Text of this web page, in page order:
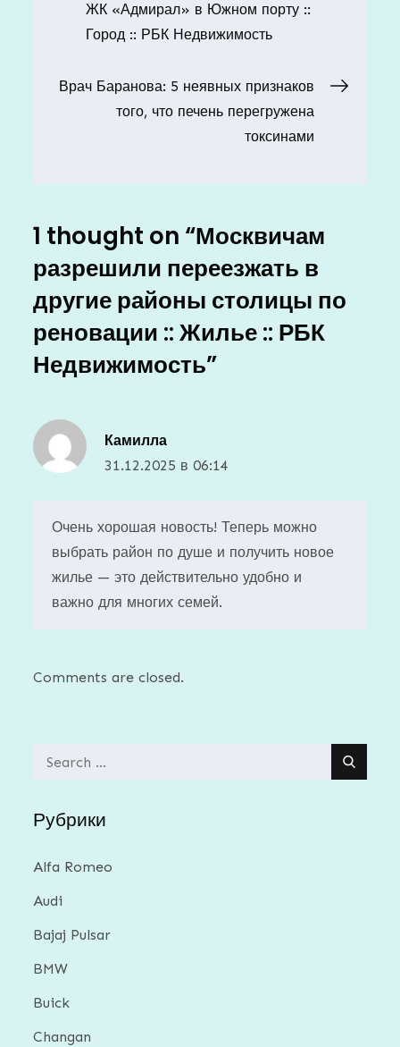
по
записям
ЖК «Адмирал» в Южном порту ::
Город :: РБК Недвижимость
Врач Баранова: 5 неявных признаков
того, что печень перегружена
токсинами
1 thought on “Москвичам
разрешили переезжать в
другие районы столицы по
реновации :: Жилье :: РБК
Недвижимость”
Камилла
31.12.2025 в 06:14
Очень хорошая новость! Теперь можно
выбрать район по душе и получить новое
жилье — это действительно удобно и
важно для многих семей.
Comments are closed.
Search
Рубрики
Alfa Romeo
Audi
Bajaj Pulsar
BMW
Buick
Changan